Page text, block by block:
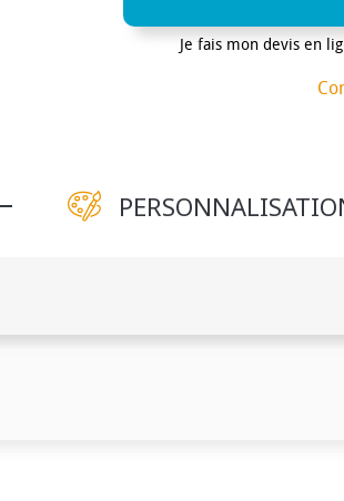
Je fais mon devis en